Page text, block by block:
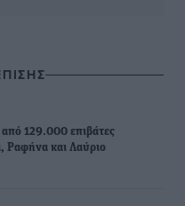
129.000 επιβάτες
Ραφήνα και Λαύριο